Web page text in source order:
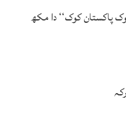
پاکستان کوک‘‘ دا مکھ